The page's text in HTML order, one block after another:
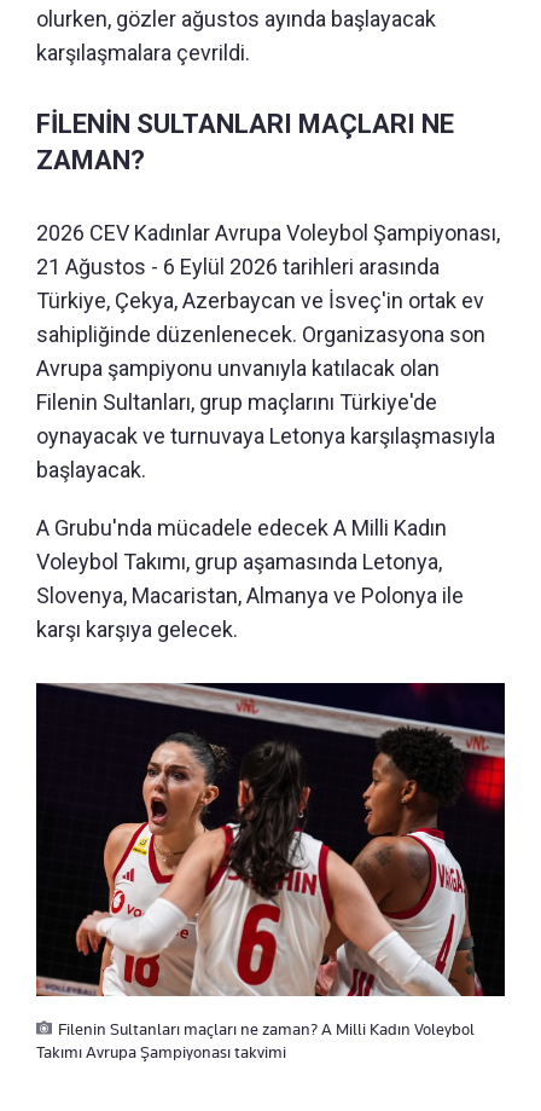
olurken, gözler ağustos ayında başlayacak
karşılaşmalara çevrildi.
FİLENİN SULTANLARI MAÇLARI NE
ZAMAN?
2026 CEV Kadınlar Avrupa Voleybol Şampiyonası,
21 Ağustos - 6 Eylül 2026 tarihleri arasında
Türkiye, Çekya, Azerbaycan ve İsveç'in ortak ev
sahipliğinde düzenlenecek. Organizasyona son
Avrupa şampiyonu unvanıyla katılacak olan
Filenin Sultanları, grup maçlarını Türkiye'de
oynayacak ve turnuvaya Letonya karşılaşmasıyla
başlayacak.
A Grubu'nda mücadele edecek A Milli Kadın
Voleybol Takımı, grup aşamasında Letonya,
Slovenya, Macaristan, Almanya ve Polonya ile
karşı karşıya gelecek.
Filenin Sultanları maçları ne zaman? A Milli Kadın Voleybol
Takımı Avrupa Şampiyonası takvimi